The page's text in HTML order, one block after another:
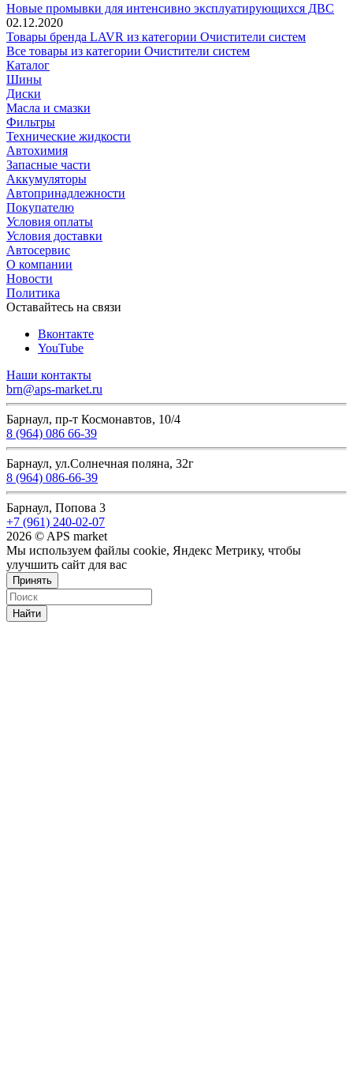
Новые промывки для интенсивно эксплуатирующихся ДВС
02.12.2020
Товары бренда LAVR из категории Очистители систем
Все товары из категории Очистители систем
Каталог
Шины
Диски
Масла и смазки
Фильтры
Технические жидкости
Автохимия
Запасные части
Аккумуляторы
Автопринадлежности
Покупателю
Условия оплаты
Условия доставки
Автосервис
О компании
Новости
Политика
Оставайтесь на связи
Вконтакте
YouTube
Наши контакты
brn@aps-market.ru
Барнаул, пр-т Космонавтов, 10/4
8 (964) 086 66-39
Барнаул, ул.Солнечная поляна, 32г
8 (964) 086-66-39
Барнаул, Попова 3
+7 (961) 240-02-07
2026 © APS market
Мы используем файлы cookie, Яндекс Метрику, чтобы
улучшить сайт для вас
Принять
Найти